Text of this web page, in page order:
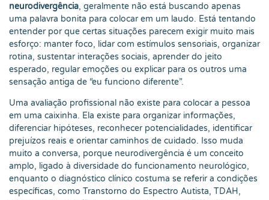
neurodivergência, geralmente não está buscando apenas
uma palavra bonita para colocar em um laudo. Está tentando
entender por que certas situações parecem exigir muito mais
esforço: manter foco, lidar com estímulos sensoriais, organizar
rotina, sustentar interações sociais, aprender do jeito
esperado, regular emoções ou explicar para os outros uma
sensação antiga de “eu funciono diferente”.
Uma avaliação profissional não existe para colocar a pessoa
em uma caixinha. Ela existe para organizar informações,
diferenciar hipóteses, reconhecer potencialidades, identificar
prejuízos reais e orientar caminhos de cuidado. Isso muda
muito a conversa, porque neurodivergência é um conceito
amplo, ligado à diversidade do funcionamento neurológico,
enquanto o diagnóstico clínico costuma se referir a condições
específicas, como Transtorno do Espectro Autista, TDAH,